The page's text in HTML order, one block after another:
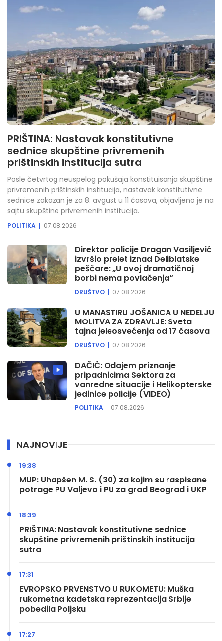
PRIŠTINA: Nastavak konstitutivne
sednice skupštine privremenih
prištinskih institucija sutra
Posle četvrtog neuspelog pokušaja konstituisanja skupštine
privremenih prištinskih institucija, nastavak konstitutivne
sednice zakazan je za 8. avgust u 11 časova, objavljeno je na
sajtu skupštine privremenih institucija.
POLITIKA 07.08.2026
Direktor policije Dragan Vasiljević
izvršio prelet iznad Deliblatske
peščare: „U ovoj dramatičnoj
borbi nema povlačenja“
DRUŠTVO 07.08.2026
U MANASTIRU JOŠANICA U NEDELJU
MOLITVA ZA ZDRAVLJE: Sveta
tajna jeleosvećenja od 17 časova
DRUŠTVO 07.08.2026
DAČIĆ: Odajem priznanje
pripadnicima Sektora za
vanredne situacije i Helikopterske
jedinice policije (VIDEO)
POLITIKA 07.08.2026
NAJNOVIJE
MUP: Uhapšen M. S. (30) za kojim su raspisane
potrage PU Valjevo i PU za grad Beograd i UKP
19:38
PRIŠTINA: Nastavak konstitutivne sednice
skupštine privremenih prištinskih institucija
sutra
18:39
EVROPSKO PRVENSTVO U RUKOMETU: Muška
rukometna kadetska reprezentacija Srbije
pobedila Poljsku
17:31
17:27